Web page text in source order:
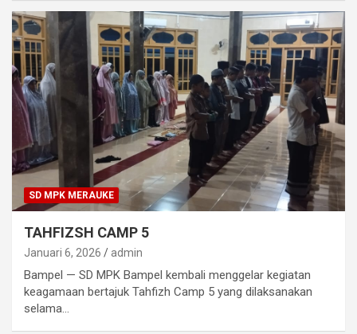
SD MPK MERAUKE
TAHFIZSH CAMP 5
Januari 6, 2026 admin
Bampel — SD MPK Bampel kembali menggelar kegiatan
keagamaan bertajuk Tahfizh Camp 5 yang dilaksanakan
selama…